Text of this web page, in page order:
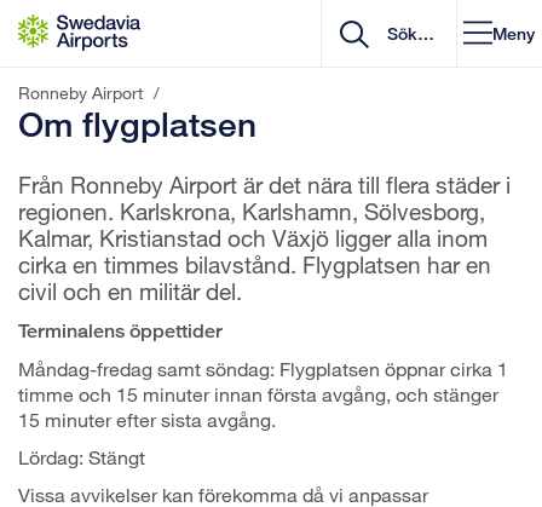
Gå till innehåll
Meny
Ronneby Airport /
Om flygplatsen
Från Ronneby Airport är det nära till flera städer i
regionen. Karlskrona, Karlshamn, Sölvesborg,
Kalmar, Kristianstad och Växjö ligger alla inom
cirka en timmes bilavstånd. Flygplatsen har en
civil och en militär del.
Terminalens öppettider
Måndag-fredag samt söndag: Flygplatsen öppnar cirka 1
timme och 15 minuter innan första avgång, och stänger
15 minuter efter sista avgång.
Lördag: Stängt
Vissa avvikelser kan förekomma då vi anpassar